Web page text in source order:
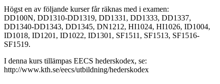
Högst en av följande kurser får räknas med i examen:
DD100N, DD1310-DD1319, DD1331, DD1333, DD1337,
DD1340-DD1343, DD1345, DN1212, HI1024, HI1026, ID1004,
ID1018, ID1201, ID1022, ID1301, SF1511, SF1513, SF1516-
SF1519.
I denna kurs tillämpas EECS hederskodex, se:
http://www.kth.se/eecs/utbildning/hederskodex